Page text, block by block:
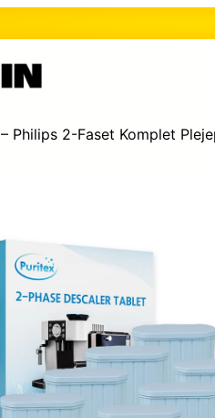
– Philips 2-Faset Komplet